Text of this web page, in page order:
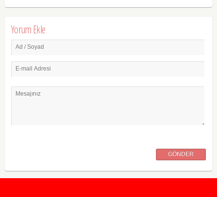
Yorum Ekle
Ad / Soyad
E-mail Adresi
Mesajınız
GÖNDER